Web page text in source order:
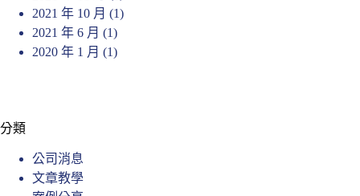
2021 年 10 月 (1)
2021 年 6 月 (1)
2020 年 1 月 (1)
分類
公司消息
文章教學